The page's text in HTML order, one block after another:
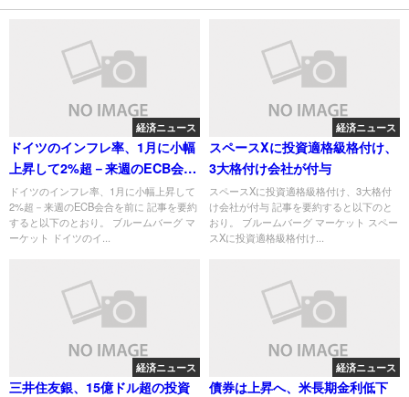
経済ニュース
ドイツのインフレ率、1月に小幅
上昇して2%超－来週のECB会合
を前に
ドイツのインフレ率、1月に小幅上昇して
2%超－来週のECB会合を前に 記事を要約
すると以下のとおり。 ブルームバーグ マ
ーケット ドイツのイ...
経済ニュース
スペースXに投資適格級格付け、
3大格付け会社が付与
スペースXに投資適格級格付け、3大格付
け会社が付与 記事を要約すると以下のと
おり。 ブルームバーグ マーケット スペー
スXに投資適格級格付け...
経済ニュース
三井住友銀、15億ドル超の投資
経済ニュース
債券は上昇へ、米長期金利低下